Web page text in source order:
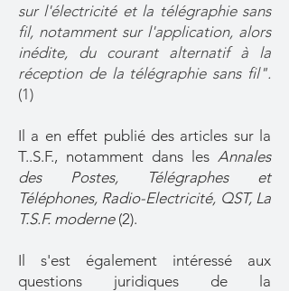
sur l'électricité et la télégraphie sans
fil, notamment sur l'application, alors
inédite, du courant alternatif à la
réception de la télégraphie sans fil".
(1)
Il a en effet publié des articles sur la
T..S.F., notamment dans les Annales
des Postes, Télégraphes et
Téléphones, Radio-Electricité, QST, La
T.S.F. moderne(2).
Il s'est également intéressé aux
questions juridiques de la